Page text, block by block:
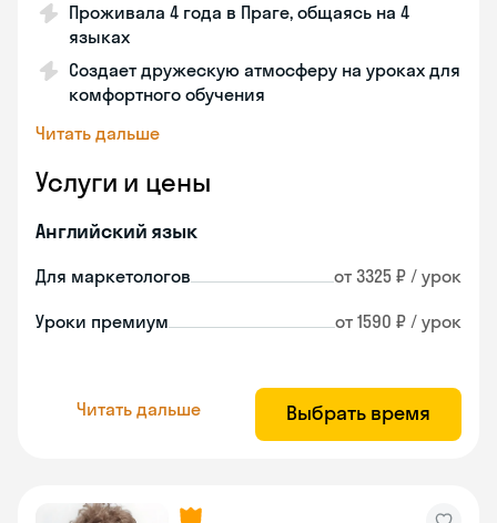
Проживала 4 года в Праге, общаясь на 4
языках
Создает дружескую атмосферу на уроках для
комфортного обучения
Читать дальше
Услуги и цены
Английский язык
Для маркетологов от 3325 ₽ / урок
Уроки премиум от 1590 ₽ / урок
Читать дальше Выбрать время